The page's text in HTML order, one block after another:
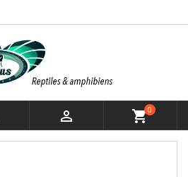
 shopping_cart0